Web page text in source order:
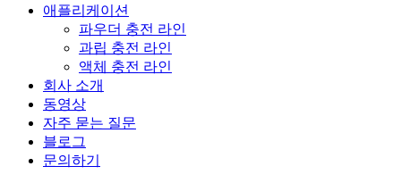
애플리케이션
파우더 충전 라인
과립 충전 라인
액체 충전 라인
회사 소개
동영상
자주 묻는 질문
블로그
문의하기